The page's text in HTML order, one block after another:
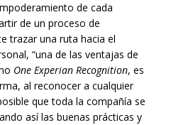
de cada
de un proceso de
trazar una ruta hacia el
“una de las ventajas de
One Experian Recognition, es
al reconocer a cualquier
que toda la compañía se
así las buenas prácticas y